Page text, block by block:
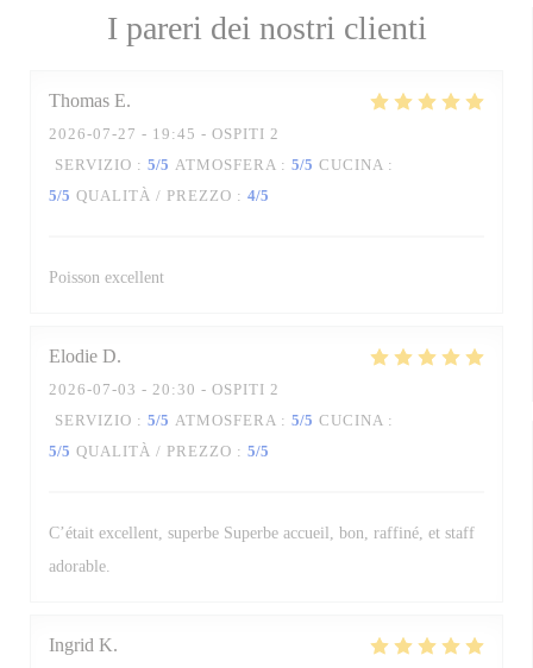
I pareri dei nostri clienti
Thomas E
2026-07-27 - 19:45 - OSPITI 2
SERVIZIO : 5/5 ATMOSFERA : 5/5 CUCINA :
5/5 QUALITÀ / PREZZO : 4/5
Poisson excellent
Elodie D
2026-07-03 - 20:30 - OSPITI 2
SERVIZIO : 5/5 ATMOSFERA : 5/5 CUCINA :
5/5 QUALITÀ / PREZZO : 5/5
C’était excellent, superbe Superbe accueil, bon, raffiné, et staff
adorable.
Ingrid K